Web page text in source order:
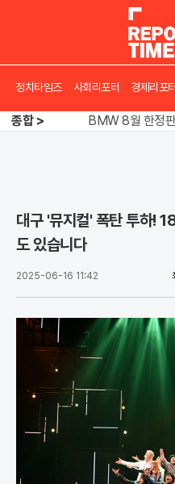
정치타임즈 사회리포터 경제리포터
종합 >
BMW 8월 한정
대구 '뮤지컬' 폭탄 투하!
도 있습니다
2025-06-16 11:42